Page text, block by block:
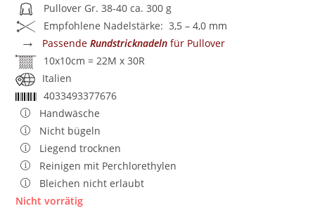
Pullover Gr. 38-40 ca. 300 g
Empfohlene Nadelstärke: 3,5 – 4,0 mm
→ PassendeRundstricknadeln für Pullover
10x10cm = 22M x 30R
Italien
4033493377676
Handwäsche
Nicht bügeln
Liegend trocknen
Reinigen mit Perchlorethylen
Bleichen nicht erlaubt
Nicht vorrätig